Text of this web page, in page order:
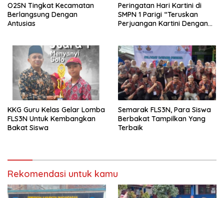
O2SN Tingkat Kecamatan
Berlangsung Dengan
Antusias
Peringatan Hari Kartini di
SMPN 1 Parigi “Teruskan
Perjuangan Kartini Dengan
KKG Guru Kelas Gelar Lomba
FLS3N Untuk Kembangkan
Bakat Siswa
Semarak FLS3N, Para Siswa
Berbakat Tampilkan Yang
Terbaik
Rekomendasi untuk kamu